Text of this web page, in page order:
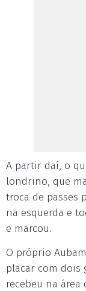
A partir daí, o
londrino, que
troca de passes
na esquerda e
e marcou.
O próprio
placar com dois
recebeu na área